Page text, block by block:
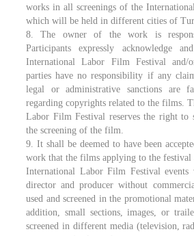
works in all screenings of the
which will be held in different cities of
8. The owner of the work is
Participants expressly acknowledge
International Labor Film Festival
parties have no responsibility if any
legal or administrative sanctions are
regarding copyrights related to the films.
Labor Film Festival reserves the right to
the screening of the film.
9. It shall be deemed to have been
work that the films applying to the festival
International Labor Film Festival
director and producer without
used and screened in the promotional
addition, small sections, images, or
screened in different media (television,